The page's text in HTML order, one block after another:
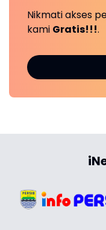
Nikmati akses
kami Gratis!!!.